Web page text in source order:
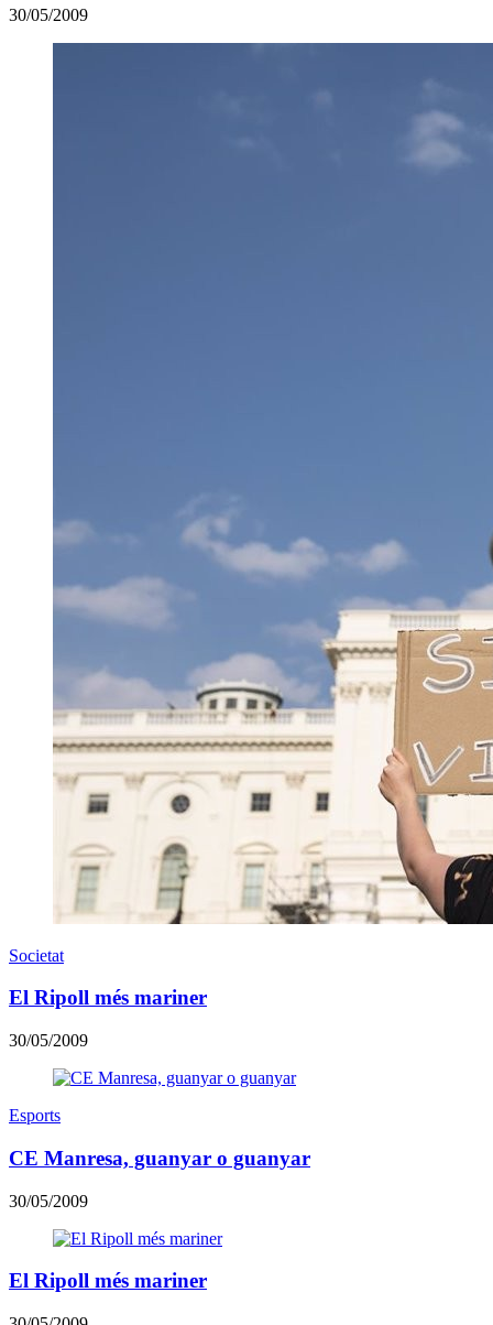
30/05/2009
Societat
El Ripoll més mariner
30/05/2009
Esports
CE Manresa, guanyar o guanyar
30/05/2009
El Ripoll més mariner